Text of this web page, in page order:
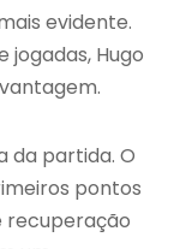
evidente.
jogadas, Hugo
da partida. O
pontos
recuperação